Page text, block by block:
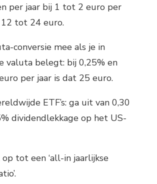
per jaar bij 1 tot 2 euro per
tot 24 euro.
conversie mee als je in
valuta belegt: bij 0,25% en
per jaar is dat 25 euro.
ETF’s: ga uit van 0,30
dividendlekkage op het US-
tot een ‘all-in jaarlijkse